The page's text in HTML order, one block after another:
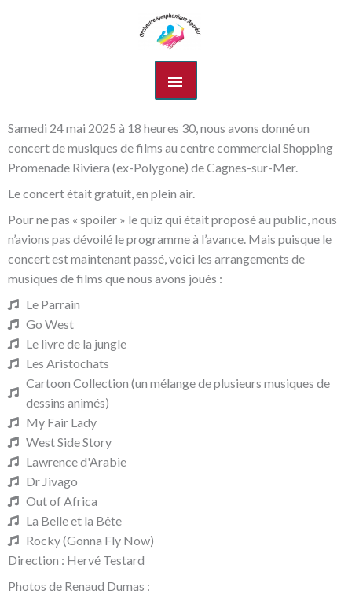
MENU
PRINCIPAL
Samedi 24 mai 2025 à 18 heures 30, nous avons donné un
concert de musiques de films au centre commercial Shopping
Promenade Riviera (ex-Polygone) de Cagnes-sur-Mer.
Le concert était gratuit, en plein air.
Pour ne pas « spoiler » le quiz qui était proposé au public, nous
n’avions pas dévoilé le programme à l’avance. Mais puisque le
concert est maintenant passé, voici les arrangements de
musiques de films que nous avons joués :
Le Parrain
Go West
Le livre de la jungle
Les Aristochats
Cartoon Collection (un mélange de plusieurs musiques de
dessins animés)
My Fair Lady
West Side Story
Lawrence d'Arabie
Dr Jivago
Out of Africa
La Belle et la Bête
Rocky (Gonna Fly Now)
Direction : Hervé Testard
Photos de Renaud Dumas :